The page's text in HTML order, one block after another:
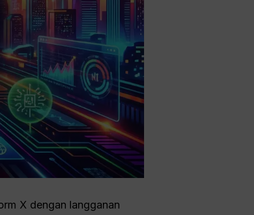
X dengan langganan